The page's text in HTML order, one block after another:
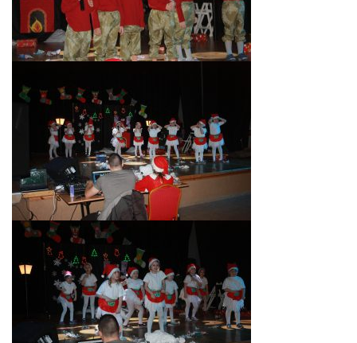
NASZA KONCEPCJA
ROCZNY PLAN PRACY
KORZYSTANIE Z TIK
PROGRAMY
UROCZYSTOŚCI
OSIĄGNIĘCIA
KONKURSY
NASI PRZYJACIELE